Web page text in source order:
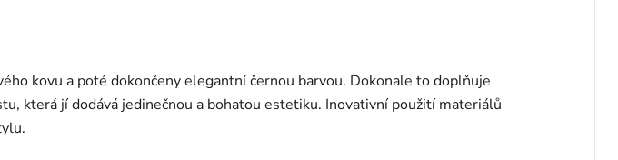
kovu a poté dokončeny elegantní černou barvou. Dokonale to doplňuje
která jí dodává jedinečnou a bohatou estetiku. Inovativní použití materiálů